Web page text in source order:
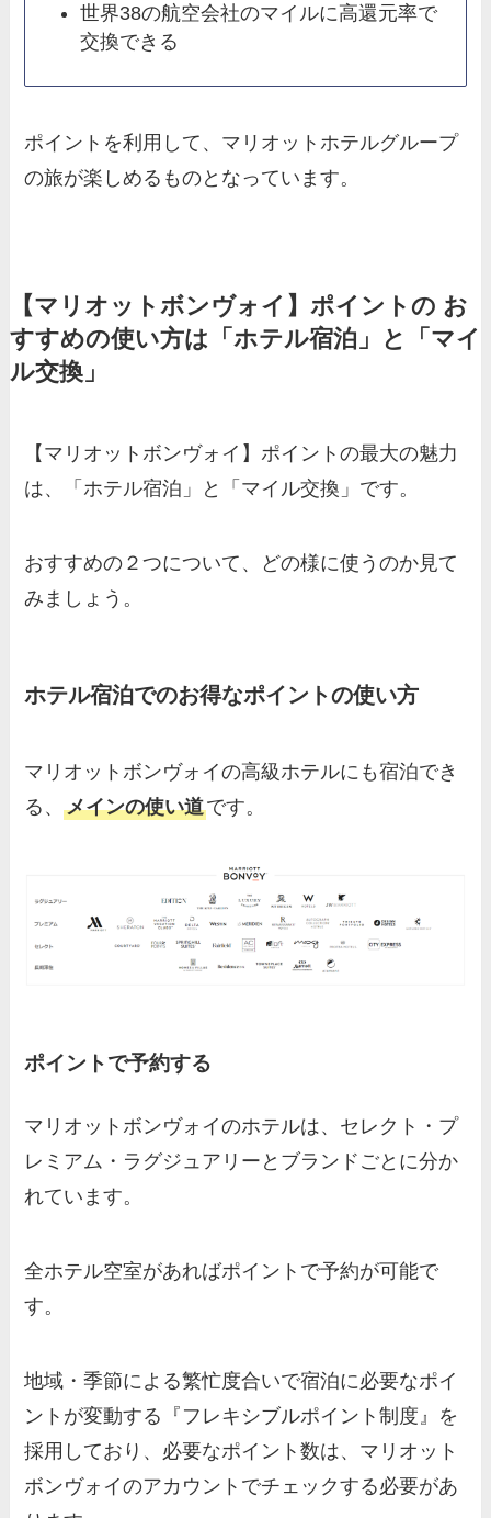
世界38の航空会社のマイルに高還元率で
交換できる
ポイントを利用して、マリオットホテルグループ
の旅が楽しめるものとなっています。
【マリオットボンヴォイ】ポイントの お
すすめの使い方は「ホテル宿泊」と「マイ
ル交換」
【マリオットボンヴォイ】ポイントの最大の魅力
は、「ホテル宿泊」と「マイル交換」です。
おすすめの２つについて、どの様に使うのか見て
みましょう。
ホテル宿泊でのお得なポイントの使い方
マリオットボンヴォイの高級ホテルにも宿泊でき
る、メインの使い道です。
ポイントで予約する
マリオットボンヴォイのホテルは、セレクト・プ
レミアム・ラグジュアリーとブランドごとに分か
れています。
全ホテル空室があればポイントで予約が可能で
す。
地域・季節による繁忙度合いで宿泊に必要なポイ
ントが変動する『フレキシブルポイント制度』を
採用しており、必要なポイント数は、マリオット
ボンヴォイのアカウントでチェックする必要があ